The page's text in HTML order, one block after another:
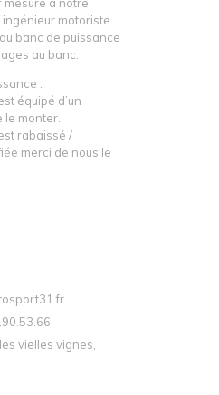
mesure à notre
motoriste.
banc de puissance
au banc.
:
équipé d’un
le monter.
rabaissé /
merci de nous le
vielles vignes,